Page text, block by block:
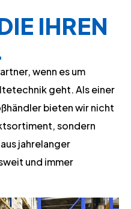
IHREN
wenn es um
geht. Als einer
bieten wir nicht
sondern
jahrelanger
und immer